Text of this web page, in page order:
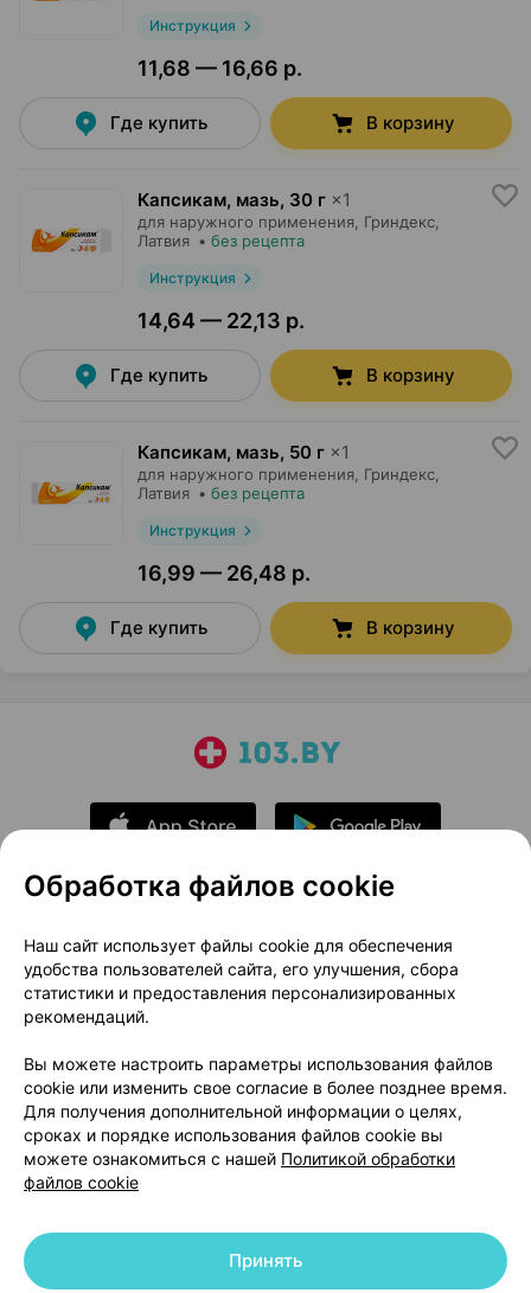
Инструкция
11,68 — 16,66 р.
Где купить В корзину
Капсикам, мазь, 30 г ×1
для наружного применения, Гриндекс,
Латвия • без рецепта
Инструкция
14,64 — 22,13 р.
Где купить В корзину
Капсикам, мазь, 50 г ×1
для наружного применения, Гриндекс,
Латвия • без рецепта
Инструкция
16,99 — 26,48 р.
Где купить В корзину
О проекте
Новости проекта
Размещение рекламы
Медицинский маркетинг
Публичный договор
Доставка
Способы оплаты
Вакансии
Партнеры
Написать руководителю 103.by
Написать в поддержку
Персональные настройки Cookie
© 2026 ООО «Артокс Лаб», УНП 191700409 | 220012, Республика Беларусь,
Обработка файлов cookie
Наш сайт использует файлы cookie для обеспечения
удобства пользователей сайта, его улучшения, сбора
статистики и предоставления персонализированных
рекомендаций.
Вы можете настроить параметры использования файлов
cookie или изменить свое согласие в более позднее время.
Для получения дополнительной информации о целях,
сроках и порядке использования файлов cookie вы
можете ознакомиться с нашей Политикой обработки
файлов cookie
Принять